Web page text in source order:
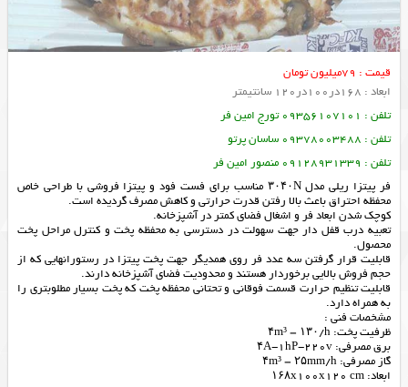
قیمت : 79میلیون تومان
ابعاد : 168در100در120 سانتیمتر
تلفن : 09356107101 تورج امین فر
تلفن : 09378003488 ساسان پرتو
تلفن : 09128931339 منصور امین فر
فر پیتزا ریلی مدل ۳۰۴۰N مناسب برای فست فود و پیتزا فروشی با طراحی خاص
محفظه احتراق باعث بالا رفتن قدرت حرارتی و کاهش مصرف گردیده است.
کوچک شدن ابعاد فر و اشغال فضای کمتر در آشپزخانه.
تعبیه درب قفل دار جهت سهولت در دسترسی به محفظه پخت و کنترل مراحل پخت
محصول.
قابلیت قرار گرفتن سه عدد فر روی همدیگر جهت پخت پیتزا در رستورانهایی که از
حجم فروش بالایی برخوردار هستند و محدودیت فضای آشپزخانه دارند.
قابلیت تنظیم حرارت قسمت فوقانی و تحتانی محفظه پخت که پخت بسیار مطلوبتری را
به همراه دارد.
مشخصات فنی :
ظرفیت پخت: ۴m³ – ۱۳۰/h
برق مصرفی: ۴A-1hP-220v
گاز مصرفی: ۴m³ – ۲۵mm/h
ابعاد: ۱۶۸x100x120 cm